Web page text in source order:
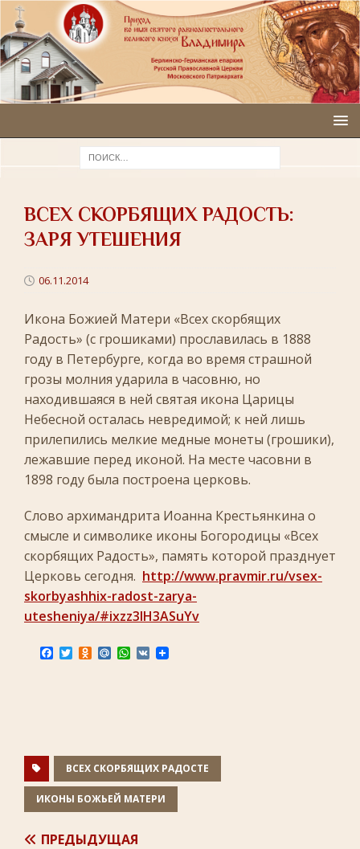
ВСЕХ СКОРБЯЩИХ РАДОСТЬ:
ЗАРЯ УТЕШЕНИЯ
06.11.2014
Икона Божией Матери «Всех скорбящих
Радость» (с грошиками) прославилась в 1888
году в Петербурге, когда во время страшной
грозы молния ударила в часовню, но
находившаяся в ней святая икона Царицы
Небесной осталась невредимой; к ней лишь
прилепились мелкие медные монеты (грошики),
лежавшие перед иконой. На месте часовни в
1898 году была построена церковь.
Слово архимандрита Иоанна Крестьянкина о
смысле и символике иконы Богородицы «Всех
скорбящих Радость», память которой празднует
Церковь сегодня. http://www.pravmir.ru/vsex-
skorbyashhix-radost-zarya-
utesheniya/#ixzz3IH3ASuYv
T O
s
n
i
k
i
M W V
ВСЕХ СКОРБЯЩИХ РАДОСТЕ
ИКОНЫ БОЖЬЕЙ МАТЕРИ
ПРЕДЫДУЩАЯ